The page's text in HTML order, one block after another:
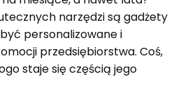
narzędzi są gadżety
personalizowane i
przedsiębiorstwa. Coś,
staje się częścią jego